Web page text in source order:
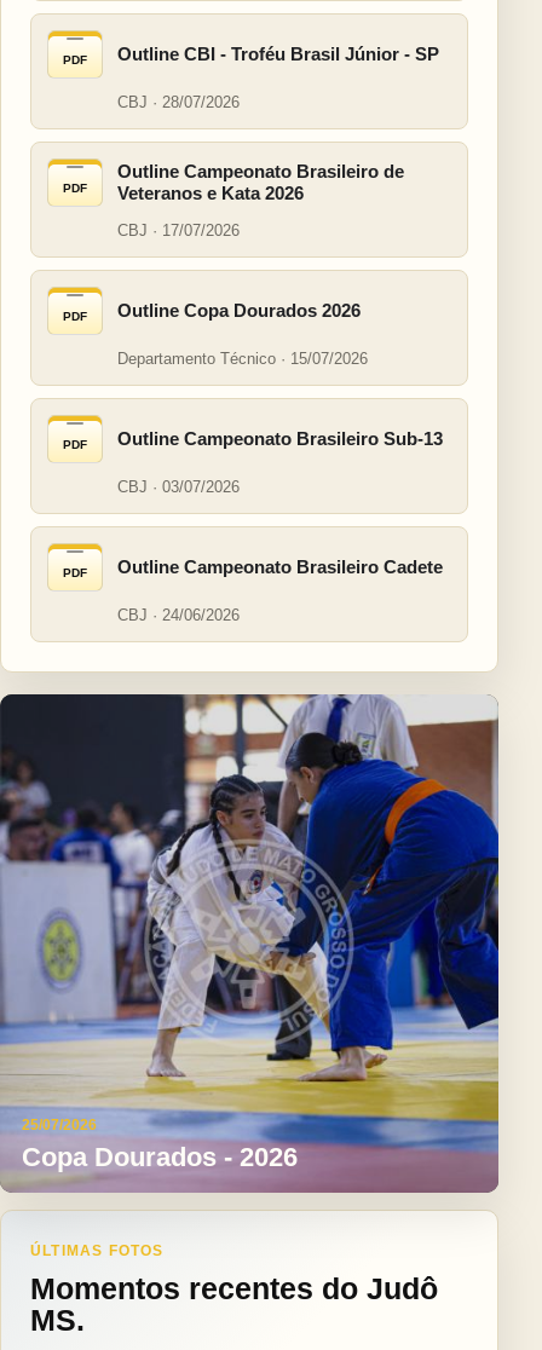
PDF Outline CBI - Troféu Brasil Júnior - SP
CBJ · 28/07/2026
PDF
Outline Campeonato Brasileiro de
Veteranos e Kata 2026
CBJ · 17/07/2026
PDF Outline Copa Dourados 2026
Departamento Técnico · 15/07/2026
PDF Outline Campeonato Brasileiro Sub-13
CBJ · 03/07/2026
PDF Outline Campeonato Brasileiro Cadete
CBJ · 24/06/2026
25/07/2026
Copa Dourados - 2026
ÚLTIMAS FOTOS
Momentos recentes do Judô
MS.